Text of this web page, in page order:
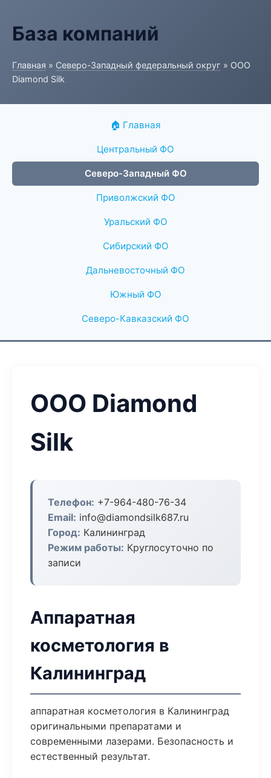
База компаний
Главная » Северо-Западный федеральный округ » ООО
Diamond Silk
🏠 Главная
Центральный ФО
Северо-Западный ФО
Приволжский ФО
Уральский ФО
Сибирский ФО
Дальневосточный ФО
Южный ФО
Северо-Кавказский ФО
ООО Diamond
Silk
Телефон: +7-964-480-76-34
Email: info@diamondsilk687.ru
Город: Калининград
Режим работы: Круглосуточно по
записи
Аппаратная
косметология в
Калининград
аппаратная косметология в Калининград
оригинальными препаратами и
современными лазерами. Безопасность и
естественный результат.